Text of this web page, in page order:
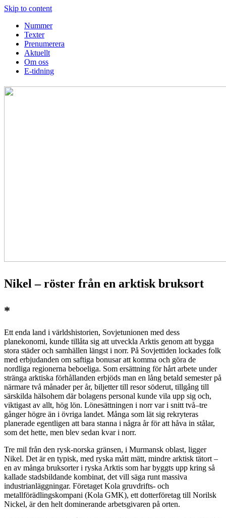
Skip to content
Nummer
Texter
Prenumerera
Aktuellt
Om oss
E-tidning
Nikel – röster från en arktisk bruksort
*
Ett enda land i världshistorien, Sovjetunionen med dess
planekonomi, kunde tillåta sig att utveckla Arktis genom att bygga
stora städer och samhällen längst i norr. På Sovjettiden lockades folk
med erbjudanden om saftiga bonusar att komma och göra de
nordliga regionerna beboeliga. Som ersättning för hårt arbete under
stränga arktiska förhållanden erbjöds man en lång betald semester på
närmare två månader per år, biljetter till resor söderut, tillgång till
särskilda hälsohem där bolagens personal kunde vila upp sig och,
viktigast av allt, hög lön. Lönesättningen i norr var i snitt två–tre
gånger högre än i övriga landet. Många som lät sig rekryteras
planerade egentligen att bara stanna i några år för att håva in stålar,
som det hette, men blev sedan kvar i norr.
Tre mil från den rysk-norska gränsen, i Murmansk oblast, ligger
Nikel. Det är en typisk, med ryska mått mätt, mindre arktisk tätort –
en av många bruksorter i ryska Arktis som har byggts upp kring så
kallade stadsbildande kombinat, det vill säga runt massiva
industrianläggningar. Företaget Kola gruvdrifts- och
metallförädlingskompani (Kola GMK), ett dotterföretag till Norilsk
Nickel, är den helt dominerande arbetsgivaren på orten.